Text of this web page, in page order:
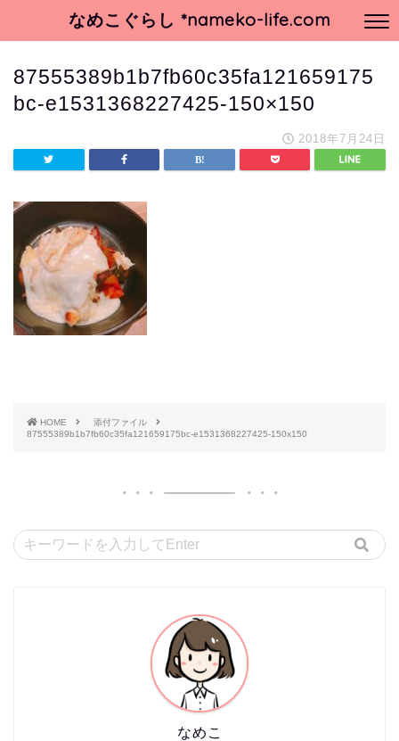
なめこぐらし *nameko-life.com
87555389b1b7fb60c35fa121659175
bc-e1531368227425-150×150
2018年7月24日
HOME
添付ファイル
87555389b1b7fb60c35fa121659175bc-e1531368227425-150x150
なめこ